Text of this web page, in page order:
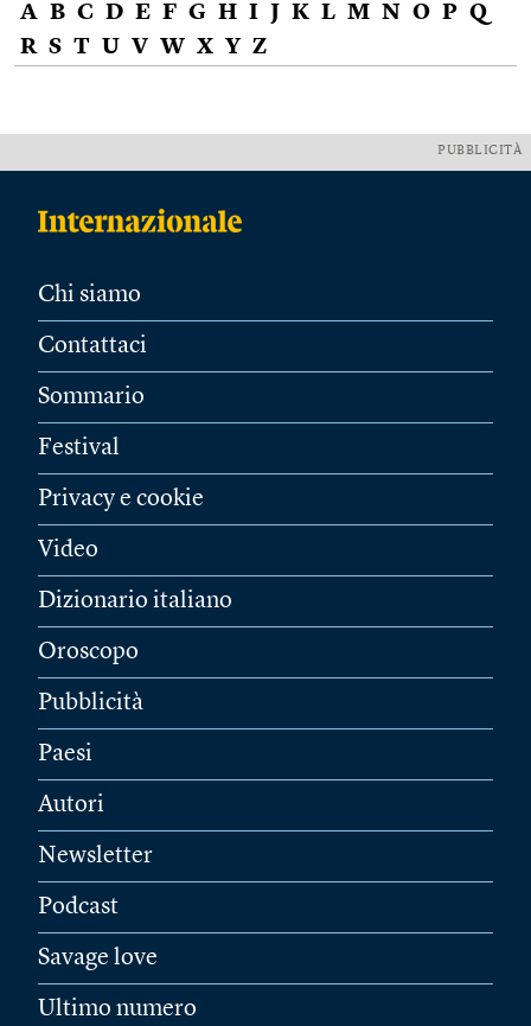
A B C D E F G H I J K L M N O P Q
R S T U V W X Y Z
PUBBLICITÀ
Chi siamo
Contattaci
Sommario
Festival
Privacy e cookie
Video
Dizionario italiano
Oroscopo
Pubblicità
Paesi
Autori
Newsletter
Podcast
Savage love
Ultimo numero